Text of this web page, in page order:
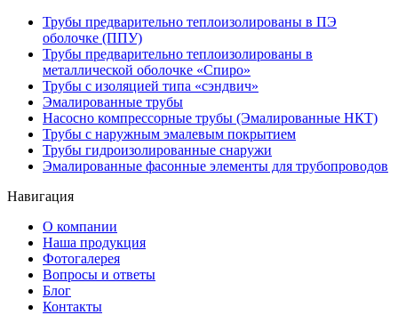
Трубы предварительно теплоизолированы в ПЭ
оболочке (ППУ)
Трубы предварительно теплоизолированы в
металлической оболочке «Спиро»
Трубы с изоляцией типа «сэндвич»
Эмалированные трубы
Насосно компрессорные трубы (Эмалированные НКТ)
Трубы с наружным эмалевым покрытием
Трубы гидроизолированные снаружи
Эмалированные фасонные элементы для трубопроводов
Навигация
О компании
Наша продукция
Фотогалерея
Вопросы и ответы
Блог
Контакты